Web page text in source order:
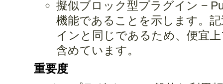
擬似ブロック型プラグイン −
機能であることを示します。
インと同じであるため、便宜
含めています。
重要度